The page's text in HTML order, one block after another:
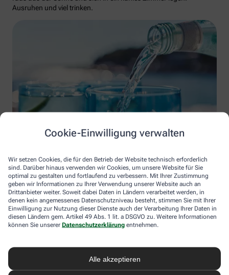
Cookie-Einwilligung verwalten
Wir setzen Cookies, die für den Betrieb der Website technisch erforderlich
sind. Darüber hinaus verwenden wir Cookies, um unsere Website für Sie
optimal zu gestalten und fortlaufend zu verbessern. Mit Ihrer Zustimmung
geben wir Informationen zu Ihrer Verwendung unserer Website auch an
Drittanbieter weiter. Soweit dabei Daten in Ländern verarbeitet werden, in
denen kein angemessenes Datenschutzniveau besteht, stimmen Sie mit Ihrer
Einwilligung zur Nutzung dieser Dienste auch der Verarbeitung Ihrer Daten in
diesen Ländern gem. Artikel 49 Abs. 1 lit. a DSGVO zu. Weitere Informationen
können Sie unserer Datenschutzerklärung entnehmen.
Alle akzeptieren
Ausruhen und viel trinken.
courtneyk/istockphoto
Der Hitzschlag ist die Steigerung des Sonnenstichs und kann
lebensbedrohlich sein. Dabei steigt die Körpertemperatur auf
mehr als 40°C. Muskelkrämpfe und Kreislaufzusammenbruch
sind mögliche Anzeichen. So reagieren Sie richtig: Sofort den
Notarzt rufen. Den Betroffenen ins Kühle bringen. Versuchen,
seine Körpertemperatur zu senken (zum Beispiel mit kühlen